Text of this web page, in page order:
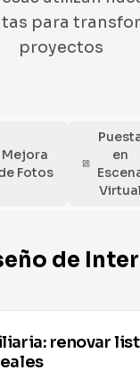
para
proyectos
Mejora
Fotos
en
Virtual
de
renovar